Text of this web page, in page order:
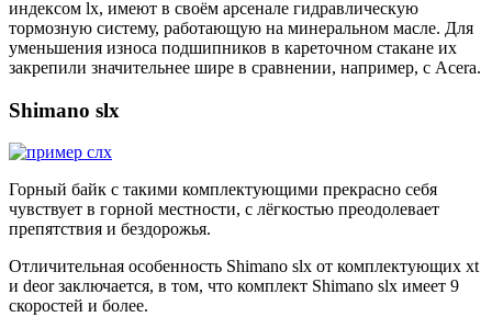
индексом lx, имеют в своём арсенале гидравлическую
тормозную систему, работающую на минеральном масле. Для
уменьшения износа подшипников в кареточном стакане их
закрепили значительнее шире в сравнении, например, с Acera.
Shimano slx
Горный байк с такими комплектующими прекрасно себя
чувствует в горной местности, с лёгкостью преодолевает
препятствия и бездорожья.
Отличительная особенность Shimano slx от комплектующих xt
и deor заключается, в том, что комплект Shimano slx имеет 9
скоростей и более.